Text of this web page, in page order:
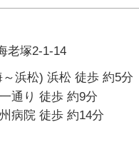
老塚2-1-14
浜松) 浜松 徒歩 約5分
通り 徒歩 約9分
病院 徒歩 約14分